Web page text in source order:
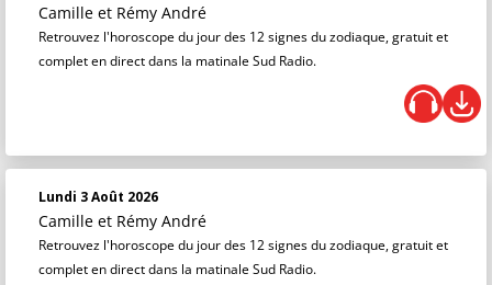
Camille et Rémy André
Retrouvez l'horoscope du jour des 12 signes du zodiaque, gratuit et
complet en direct dans la matinale Sud Radio.
Lundi 3 Août 2026
Camille et Rémy André
Retrouvez l'horoscope du jour des 12 signes du zodiaque, gratuit et
complet en direct dans la matinale Sud Radio.